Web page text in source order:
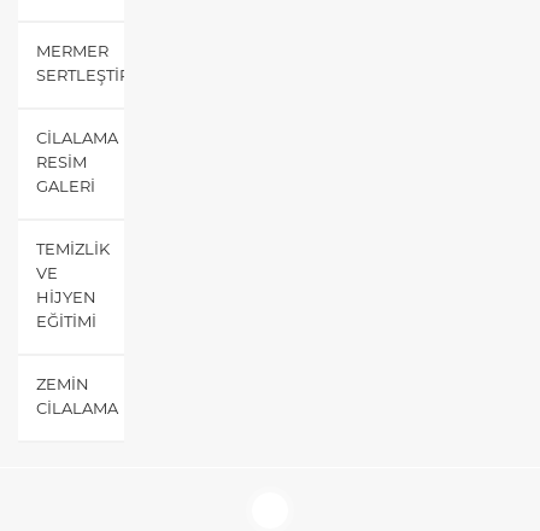
MERMER
SERTLEŞTIRME
CILALAMA
RESIM
GALERI
TEMIZLIK
VE
HIJYEN
EĞITIMI
ZEMIN
CILALAMA